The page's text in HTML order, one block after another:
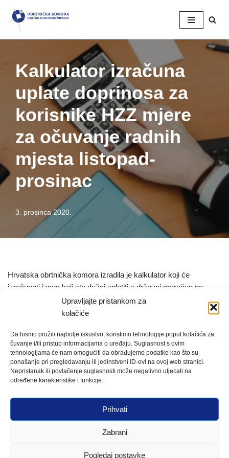
Upravljajte pristankom za
kolačiće
Da bismo pružili najbolje iskustvo, koristimo tehnologije poput kolačića za
čuvanje i/ili pristup informacijama o uređaju. Suglasnost s ovim
tehnologijama će nam omogućiti da obrađujemo podatke kao što su
ponašanje pri pregledavanju ili jedinstveni ID-ovi na ovoj web stranici.
Nepristanak ili povlačenje suglasnosti može negativno utjecati na
određene karakteristike i funkcije.
Prihvati
Zabrani
Pogledaj postavke
Skip
to
Kalkulator izračuna
uplate doprinosa za
korisnike HZZ mjere
za očuvanje radnih
mjesta listopad-
prosinac
3. prosinca 2020.
Hrvatska obrtnička komora izradila je kalkulator koji će
izračunati iznos koji ste dužni uplatiti u državni proračun po
osnovi obveznih doprinosa ovisno o visini potpore koju ste
primili za razdoblje listopad-prosinac. Dovoljno je upisati iznos
koje ste dužni uplatiti.
Kalkulator preuzmite ovdje: